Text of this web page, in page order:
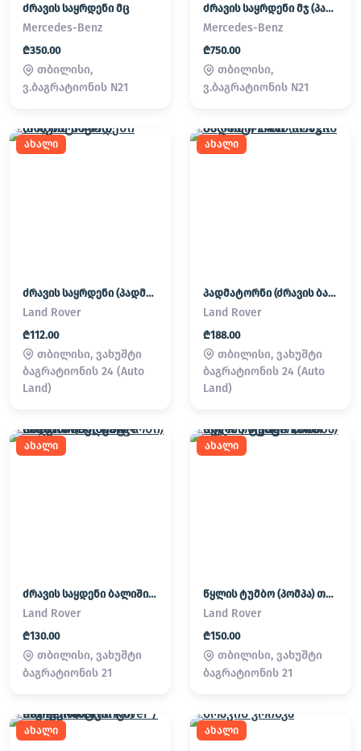
ძრავის საყრდენი მც
Mercedes-Benz
₾350.00
თბილისი,
ვ.ბაგრატიონის N21
ძრავის საყრდენი მჯ (პადმატორნი)
Mercedes-Benz
₾750.00
თბილისი,
ვ.ბაგრატიონის N21
ახალი
ძრავის საყრდენი (პადმატორნი)
Land Rover
₾112.00
თბილისი, ვახუშტი
ბაგრატიონის 24 (Auto
Land)
ახალი
პადმატორნი (ძრავის ბალიში) LAND ROVER
Land Rover
₾188.00
თბილისი, ვახუშტი
ბაგრატიონის 24 (Auto
Land)
ახალი
ძრავის საყდენი ბალიში (პადმატორნი) Land Rover / Range Rover
Land Rover
₾130.00
თბილისი, ვახუშტი
ბაგრატიონის 21
ახალი
წყლის ტუმბო (პომპა) თერმოსტატი Land Rover / Range Rover
Land Rover
₾150.00
თბილისი, ვახუშტი
ბაგრატიონის 21
ახალი ახალი